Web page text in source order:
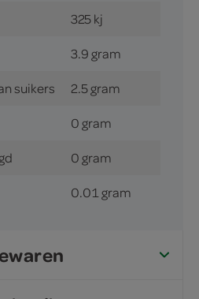
325 kj
3.9 gram
suikers 2.5 gram
0 gram
0 gram
0.01 gram